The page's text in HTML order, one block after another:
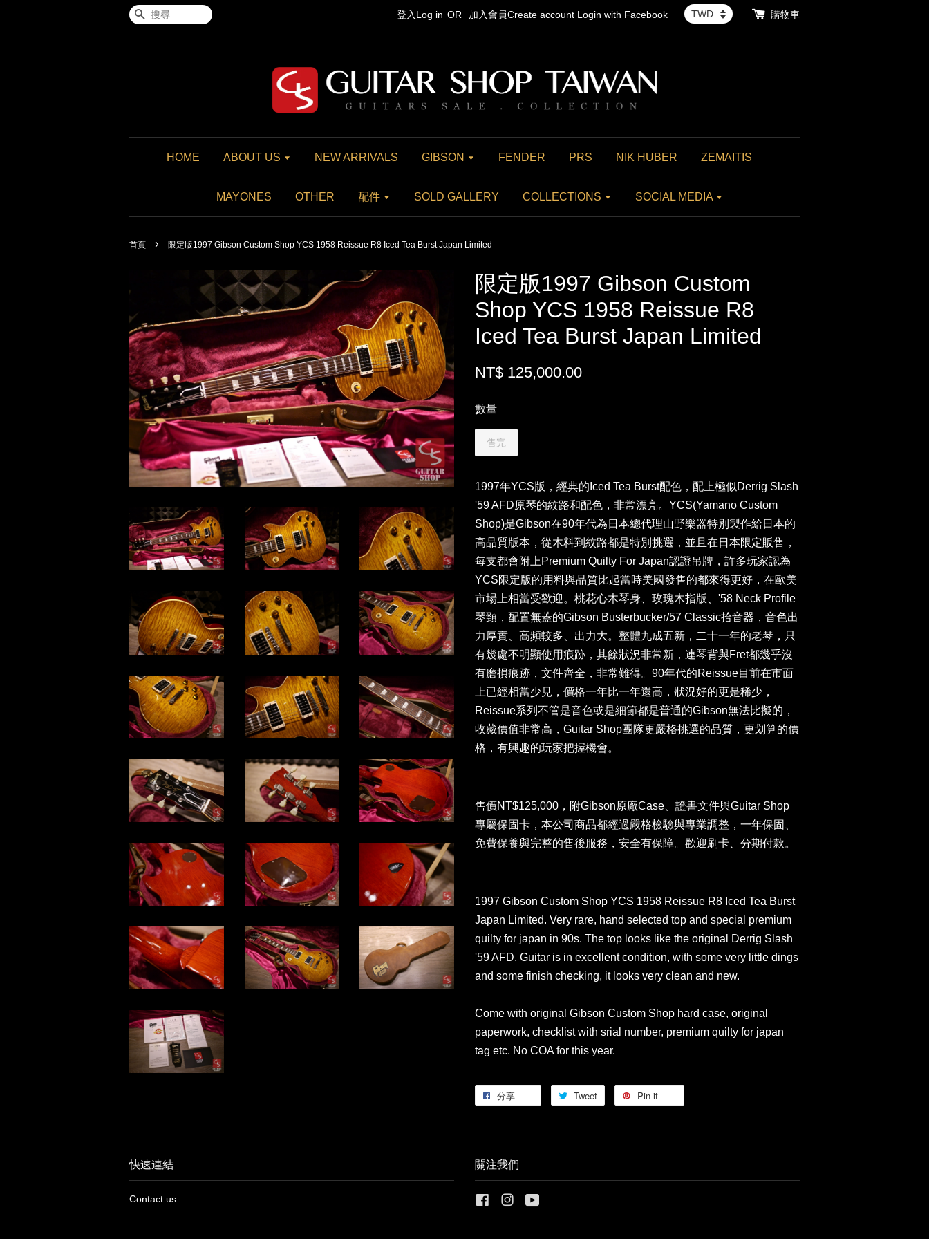
搜尋 登入Log in OR 加入會員Create account Login with Facebook 購物車
HOME ABOUT US NEW ARRIVALS GIBSON FENDER PRS NIK HUBER ZEMAITIS
MAYONES OTHER 配件 SOLD GALLERY COLLECTIONS SOCIAL MEDIA
首頁 › 限定版1997 Gibson Custom Shop YCS 1958 Reissue R8 Iced Tea Burst Japan Limited
限定版1997 Gibson Custom
Shop YCS 1958 Reissue R8
Iced Tea Burst Japan Limited
NT$ 125,000.00
數量
售完
1997年YCS版，經典的Iced Tea Burst配色，配上極似Derrig Slash
'59 AFD原琴的紋路和配色 ，非常漂亮。YCS(Yamano Custom
Shop)是Gibson在90年代為日本總代理山野樂器特別製作給日本的
高品質版本，從木料到紋路都是特別挑選，並且在日本限定販售，
每支都會附上Premium Quilty For Japan認證吊牌，許多玩家認為
YCS限定版的用料與品質比起當時美國發售的都來得更好，在歐美
市場上相當受歡迎。桃花心木琴身、玫瑰木指版、'58 Neck Profile
琴頸，配置無蓋的Gibson Busterbucker/57 Classic拾音器，音色出
力厚實、高頻較多、出力大。整體九成五新，二十一年的老琴，只
有幾處不明顯使用痕跡，其餘狀況非常新，連琴背與Fret都幾乎沒
有磨損痕跡，文件齊全，非常難得。90年代的Reissue目前在市面
上已經相當少見，價格一年比一年還高，狀況好的更是稀少，
Reissue系列不管是音色或是細節都是普通的Gibson無法比擬的，
收藏價值非常高，Guitar Shop團隊更嚴格挑選的品質，更划算的價
格，有興趣的玩家把握機會。
售價NT$125,000，附Gibson原廠Case、證書文件與Guitar Shop
專屬保固卡， 本公司商品都經過嚴格檢驗與專業調整，一年保固、
免費保養與完整的售後服務，安全有保障。歡迎刷卡、分期付款。
1997 Gibson Custom Shop YCS 1958 Reissue R8 Iced Tea Burst
Japan Limited. Very rare, hand selected top and special premium
quilty for japan in 90s. The top looks like the original Derrig Slash
'59 AFD. Guitar is in excellent condition, with some very little dings
and some finish checking, it looks very clean and new.
Come with original Gibson Custom Shop hard case, original
paperwork, checklist with srial number, premium quilty for japan
tag etc. No COA for this year.
分享 Tweet Pin it
快速連結
Contact us
關注我們
FacebookInstagram